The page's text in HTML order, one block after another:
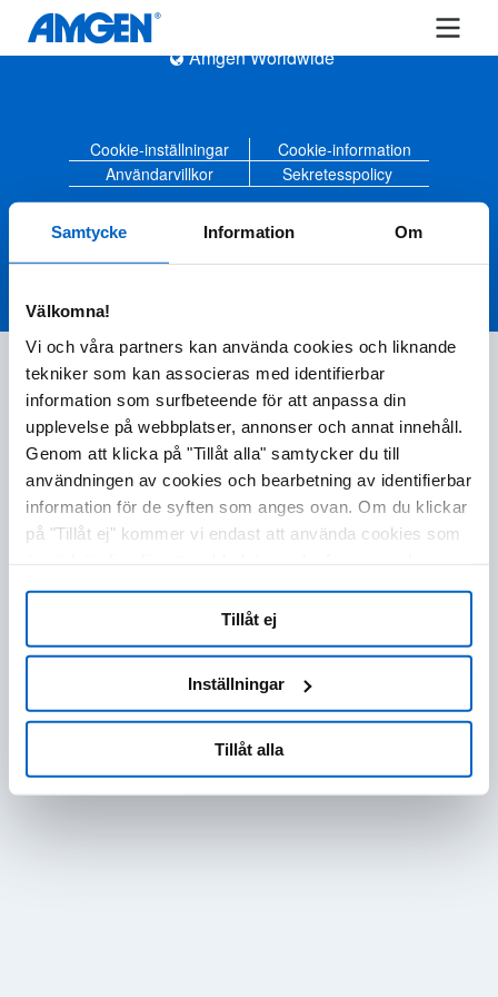
Samtycke Information Om
Välkomna!
Vi och våra partners kan använda cookies och liknande
tekniker som kan associeras med identifierbar
information som surfbeteende för att anpassa din
upplevelse på webbplatser, annonser och annat innehåll.
Genom att klicka på "Tillåt alla" samtycker du till
användningen av cookies och bearbetning av identifierbar
information för de syften som anges ovan. Om du klickar
på "Tillåt ej" kommer vi endast att använda cookies som
inte kan optimera och anpassa vår webbplats. Du kan
när som helst visa, ändra eller återkalla ditt samtycke
genom att klicka på "Cookie-inställningar" i sidfoten på
Tillåt alla
Inställningar
Tillåt ej
Amgen Worldwide
Cookie-inställningar
Cookie-information
Användarvillkor
Sekretesspolicy
Amgen© 2020-2023 Amgen Inc. All rights reserved